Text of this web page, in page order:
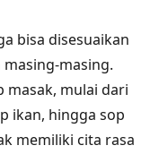
bisa disesuaikan
masing.
masak, mulai dari
ikan, hingga sop
memiliki cita rasa